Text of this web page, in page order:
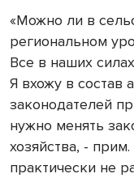
«Можно ли в
региональном
Все в наших
Я вхожу в состав
законодателей
нужно менять
хозяйства, -
практически не